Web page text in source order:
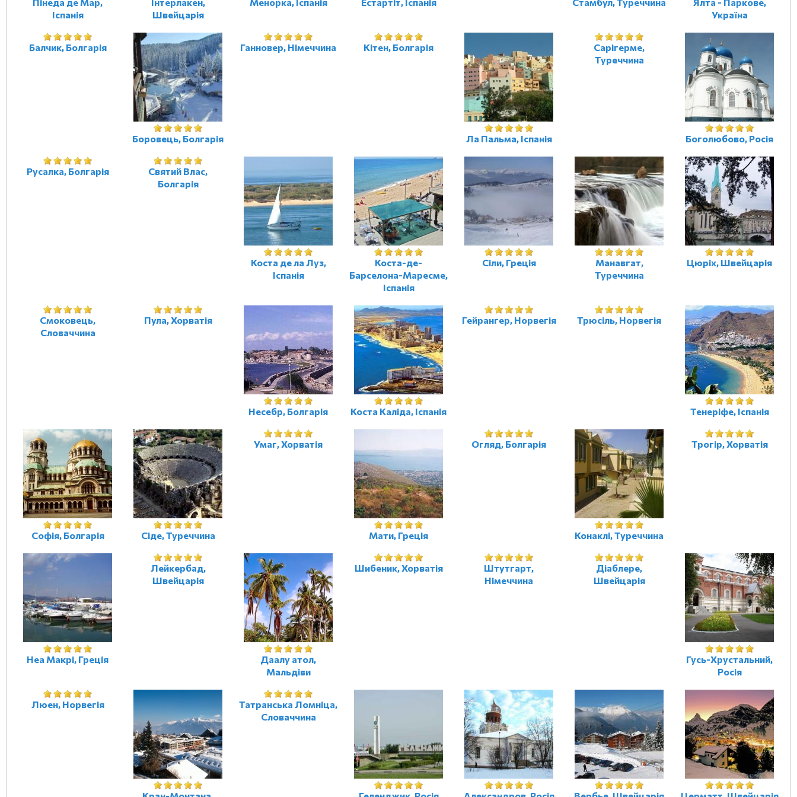
Іспанія
Швейцарія
Україна
Балчик, Болгарія
Боровець, Болгарія
Ганновер, Німеччина Кітен, Болгарія
Ла Пальма, Іспанія
Сарігерме,
Туреччина
Боголюбово, Росія
Русалка, Болгарія
Святий Влас,
Болгарія
Коста де ла Луз,
Іспанія
Коста-де-
Барселона-Маресме,
Іспанія
Сіли, Греція
Манавгат,
Туреччина
Цюріх, Швейцарія
Смоковець,
Словаччина
Пула, Хорватія
Несебр, Болгарія Коста Каліда, Іспанія
Гейрангер, Норвегія Трюсіль, Норвегія
Тенеріфе, Іспанія
Софія, Болгарія Сіде, Туреччина
Умаг, Хорватія
Мати, Греція
Огляд, Болгарія
Конаклі, Туреччина
Трогір, Хорватія
Неа Макрі, Греція
Лейкербад,
Швейцарія
Даалу атол,
Мальдіви
Шибеник, Хорватія
Штутгарт,
Німеччина
Діаблере,
Швейцарія
Гусь-Хрустальний,
Росія
Люен, Норвегія
Татранська Ломніца,
Словаччина